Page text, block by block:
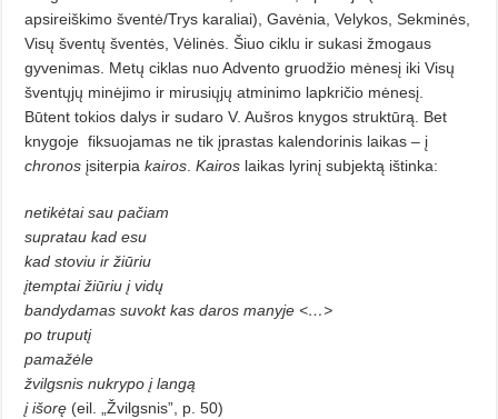
apsireiškimo šventė/Trys karaliai), Gavėnia, Velykos, Sek­minės,
Visų šventų šventės, Vėlinės. Šiuo ciklu ir sukasi žmogaus
gyvenimas. Metų ciklas nuo Advento gruodžio mėnesį iki Visų
šventųjų minėjimo ir mirusiųjų atminimo lapkričio mėnesį.
Būtent tokios dalys ir sudaro V. Aušros knygos struktūrą. Bet
knygoje fiksuojamas ne tik įprastas kalendorinis laikas – į
chronos įsiterpiakairos .Kairos laikas lyrinį subjek­tą ištinka:
netikėtai sau pačiam
supratau kad esu
kad stoviu ir žiūriu
įtemptai žiūriu į vidų
bandydamas suvokt kas daros manyje <…>
po truputį
pamažėle
žvilgsnis nukrypo į langą
į išorę (eil. „Žvilgsnis”, p. 50)